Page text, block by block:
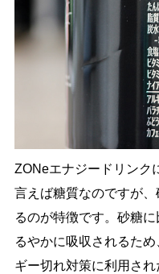
ZONeエナジードリンク
言えば糖質なのですが
るのが特徴です。砂糖
るやかに吸収されるた
ギー切れ対策に利用さ